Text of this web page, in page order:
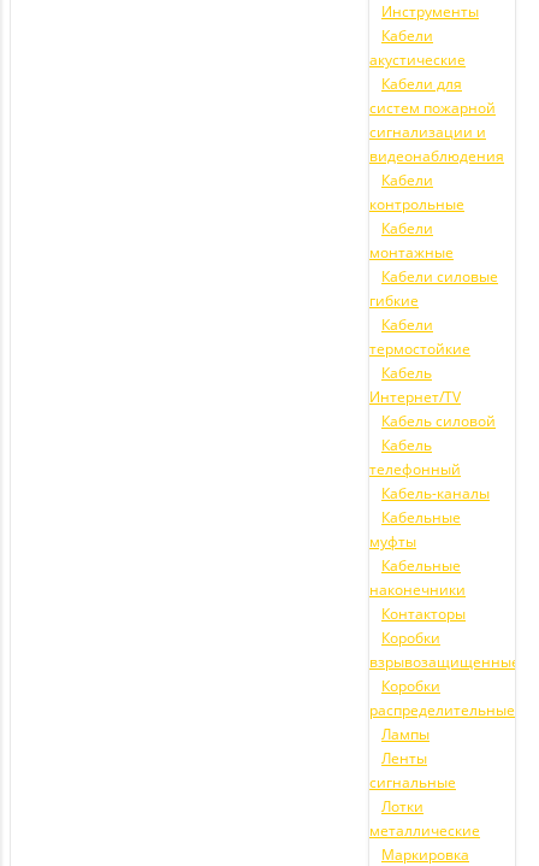
Инструменты
Кабели
акустические
Кабели для
систем пожарной
сигнализации и
видеонаблюдения
Кабели
контрольные
Кабели
монтажные
Кабели силовые
гибкие
Кабели
термостойкие
Кабель
Интернет/TV
Кабель силовой
Кабель
телефонный
Кабель-каналы
Кабельные
муфты
Кабельные
наконечники
Контакторы
Коробки
взрывозащищенные
Коробки
распределительные
Лампы
Ленты
сигнальные
Лотки
металлические
Маркировка